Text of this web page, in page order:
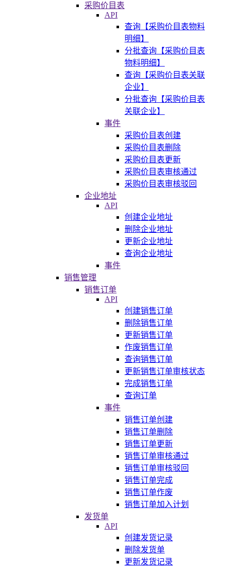
采购价目表
API
查询【采购价目表物料
明细】
分批查询【采购价目表
物料明细】
查询【采购价目表关联
企业】
分批查询【采购价目表
关联企业】
事件
采购价目表创建
采购价目表删除
采购价目表更新
采购价目表审核通过
采购价目表审核驳回
企业地址
API
创建企业地址
删除企业地址
更新企业地址
查询企业地址
事件
销售管理
销售订单
API
创建销售订单
删除销售订单
更新销售订单
作废销售订单
查询销售订单
更新销售订单审核状态
完成销售订单
查询订单
事件
销售订单创建
销售订单删除
销售订单更新
销售订单审核通过
销售订单审核驳回
销售订单完成
销售订单作废
销售订单加入计划
发货单
API
创建发货记录
删除发货单
更新发货记录